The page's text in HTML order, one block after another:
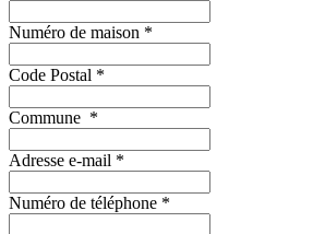
Numéro de maison *
Code Postal *
Commune *
Adresse e-mail *
Numéro de téléphone *